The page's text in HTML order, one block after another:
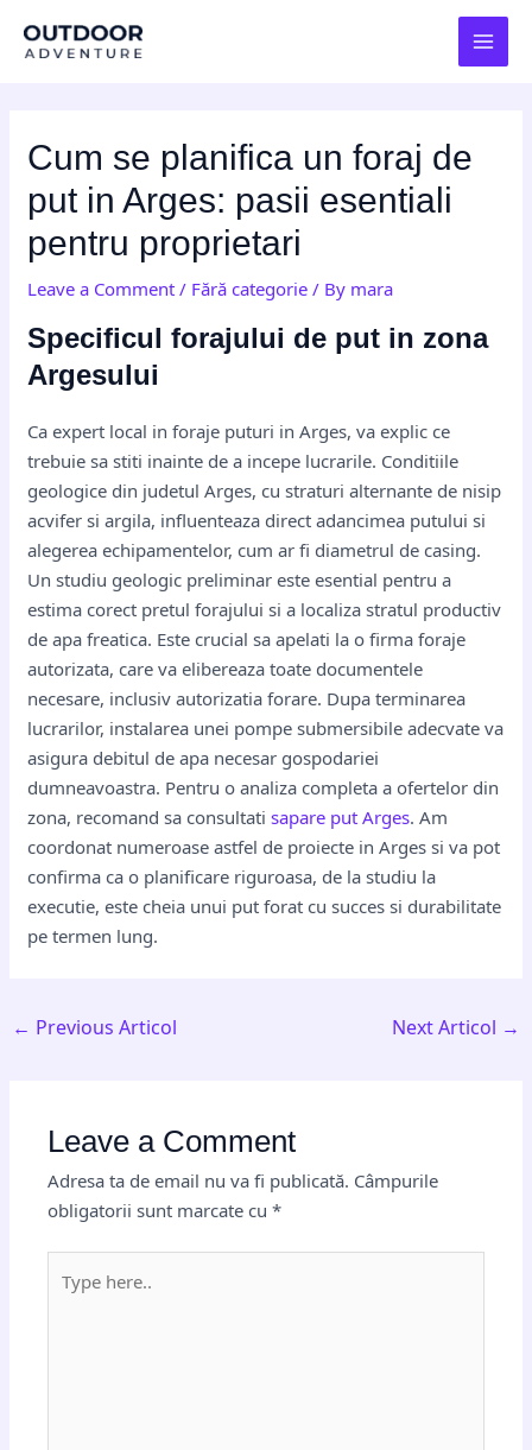
Cum se planifica un foraj de
put in Arges: pasii esentiali
pentru proprietari
Leave a Comment / Fără categorie / By mara
Specificul forajului de put in zona
Argesului
Ca expert local in foraje puturi in Arges, va explic ce
trebuie sa stiti inainte de a incepe lucrarile. Conditiile
geologice din judetul Arges, cu straturi alternante de nisip
acvifer si argila, influenteaza direct adancimea putului si
alegerea echipamentelor, cum ar fi diametrul de casing.
Un studiu geologic preliminar este esential pentru a
estima corect pretul forajului si a localiza stratul productiv
de apa freatica. Este crucial sa apelati la o firma foraje
autorizata, care va elibereaza toate documentele
necesare, inclusiv autorizatia forare. Dupa terminarea
lucrarilor, instalarea unei pompe submersibile adecvate va
asigura debitul de apa necesar gospodariei
dumneavoastra. Pentru o analiza completa a ofertelor din
zona, recomand sa consultatisapare put Arges. Am
coordonat numeroase astfel de proiecte in Arges si va pot
confirma ca o planificare riguroasa, de la studiu la
executie, este cheia unui put forat cu succes si durabilitate
pe termen lung.
navigation
← Previous Articol Next Articol →
Leave a Comment
Adresa ta de email nu va fi publicată. Câmpurile
obligatorii sunt marcate cu*
here..